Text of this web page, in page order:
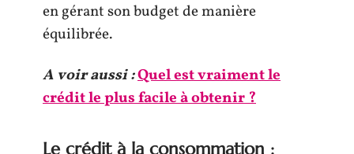
en gérant son budget de manière
équilibrée.
A voir aussi :Quel est vraiment le
crédit le plus facile à obtenir ?
Le crédit à la consommation :